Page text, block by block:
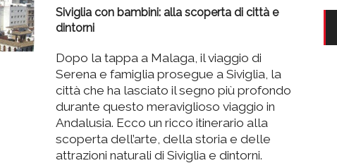
Siviglia con bambini: alla scoperta di città e
dintorni
Dopo la tappa a Malaga, il viaggio di
Serena e famiglia prosegue a Siviglia, la
città che ha lasciato il segno più profondo
durante questo meraviglioso viaggio in
Andalusia. Ecco un ricco itinerario alla
scoperta dell’arte, della storia e delle
attrazioni naturali di Siviglia e dintorni.